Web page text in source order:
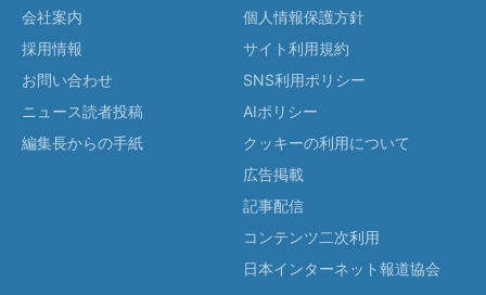
会社案内
採用情報
お問い合わせ
ニュース読者投稿
編集長からの手紙
個人情報保護方針
サイト利用規約
SNS利用ポリシー
AIポリシー
クッキーの利用について
広告掲載
記事配信
コンテンツ二次利用
日本インターネット報道協会